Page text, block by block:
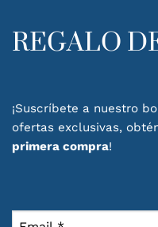
REGALO
¡Suscríbete a nuestro
ofertas exclusivas,
primera compra!